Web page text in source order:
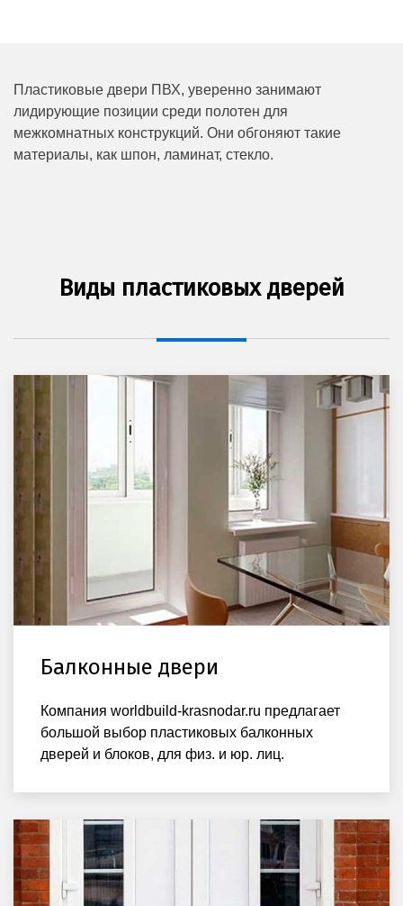
Пластиковые двери ПВХ, уверенно занимают
лидирующие позиции среди полотен для
межкомнатных конструкций. Они обгоняют такие
материалы, как шпон, ламинат, стекло.
Виды пластиковых дверей
Балконные двери
Компания worldbuild-krasnodar.ru предлагает
большой выбор пластиковых балконных
дверей и блоков, для физ. и юр. лиц.